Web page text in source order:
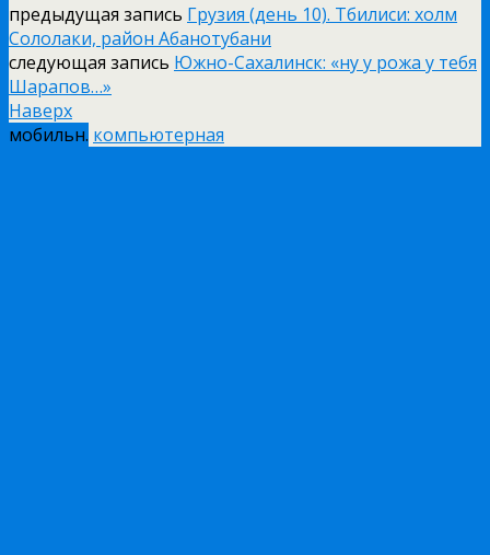
предыдущая запись Грузия (день 10). Тбилиси: холм
Сололаки, район Абанотубани
следующая запись Южно-Сахалинск: «ну у рожа у тебя
Шарапов…»
Наверх
мобильн. компьютерная